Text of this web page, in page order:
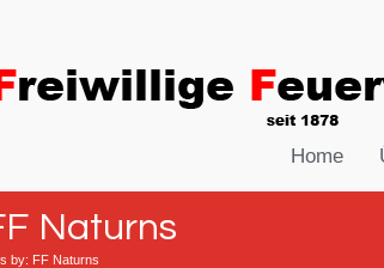
Home
Naturns
by: FF Naturns